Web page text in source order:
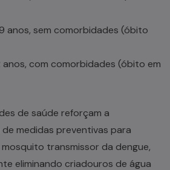
anos, sem comorbidades (óbito
anos, com comorbidades (óbito em
de saúde reforçam a
medidas preventivas para
transmissor da dengue,
eliminando criadouros de água